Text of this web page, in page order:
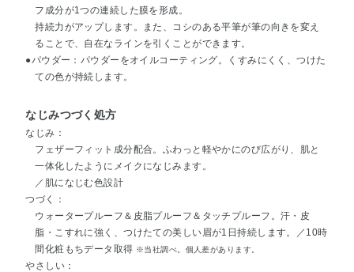
フ成分が1つの連続した膜を形成。
持続力がアップします。また、コシのある平筆が筆の向きを変え
ることで、自在なラインを引くことができます。
●パウダー：パウダーをオイルコーティング。くすみにくく、つけた
ての色が持続します。
なじみつづく処方
なじみ：
フェザーフィット成分配合。ふわっと軽やかにのび広がり、肌と
一体化したようにメイクになじみます。
／肌になじむ色設計
つづく：
ウォータープルーフ＆皮脂プルーフ＆タッチプルーフ。汗・皮
脂・こすれに強く、つけたての美しい眉が1日持続します。／10時
間化粧もちデータ取得 ※当社調べ。個人差があります。
やさしい：